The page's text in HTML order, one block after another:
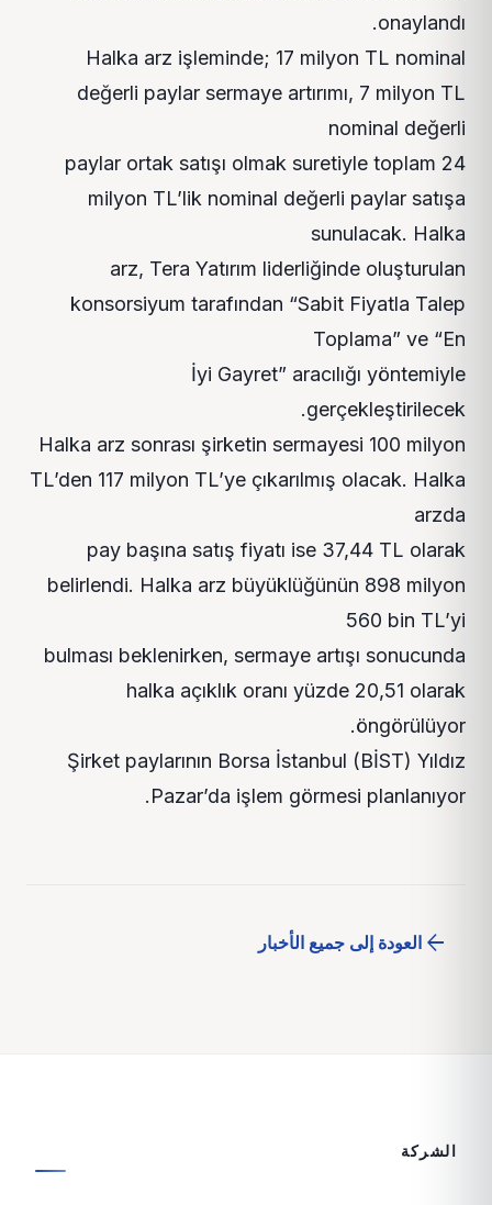
onaylandı.
Halka arz işleminde; 17 milyon TL nominal
değerli paylar sermaye artırımı, 7 milyon TL
nominal değerli
paylar ortak satışı olmak suretiyle toplam 24
milyon TL’lik nominal değerli paylar satışa
sunulacak. Halka
arz, Tera Yatırım liderliğinde oluşturulan
konsorsiyum tarafından “Sabit Fiyatla Talep
Toplama” ve “En
İyi Gayret” aracılığı yöntemiyle
gerçekleştirilecek.
Halka arz sonrası şirketin sermayesi 100 milyon
TL’den 117 milyon TL’ye çıkarılmış olacak. Halka
arzda
pay başına satış fiyatı ise 37,44 TL olarak
belirlendi. Halka arz büyüklüğünün 898 milyon
560 bin TL’yi
bulması beklenirken, sermaye artışı sonucunda
halka açıklık oranı yüzde 20,51 olarak
öngörülüyor.
Şirket paylarının Borsa İstanbul (BİST) Yıldız
Pazar’da işlem görmesi planlanıyor.
arrow_back العودة إلى جميع الأخبار
الشركة